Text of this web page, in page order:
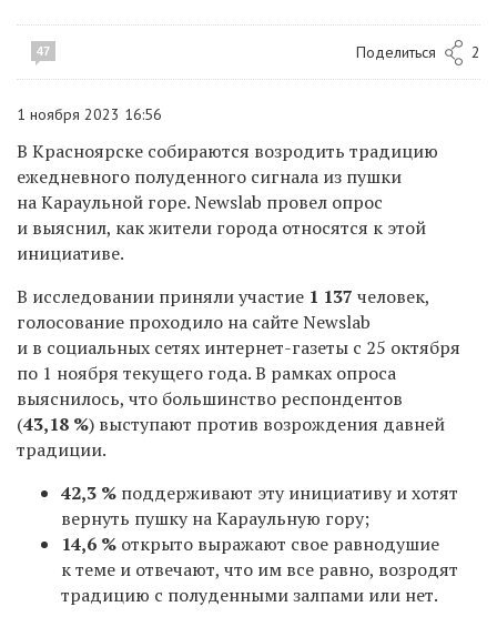
47 Поделиться 2
1 ноября 2023 16:56
В Красноярске собираются возродить традицию
ежедневного полуденного сигнала из пушки
на Караульной горе. Newslab провел опрос
и выяснил, как жители города относятся к этой
инициативе.
В исследовании приняли участие 1 137 человек,
голосование проходило на сайте Newslab
и в социальных сетях интернет-газеты с 25 октября
по 1 ноября текущего года. В рамках опроса
выяснилось, что большинство респондентов
(43,18 %) выступают против возрождения давней
традиции.
42,3 % поддерживают эту инициативу и хотят
вернуть пушку на Караульную гору;
14,6 % открыто выражают свое равнодушие
к теме и отвечают, что им все равно, возродят
традицию с полуденными залпами или нет.